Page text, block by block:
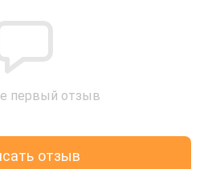
первый отзыв
отзыв